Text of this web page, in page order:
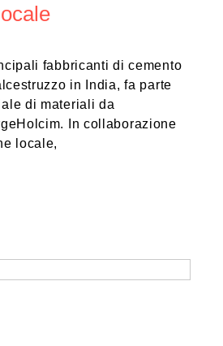
fabbricanti di cemento
in India, fa parte
di materiali da
In collaborazione
locale,